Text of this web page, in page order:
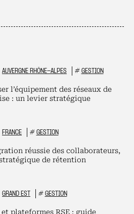
AUVERGNE RHÔNE-ALPES # GESTION
l’équipement des réseaux de
: un levier stratégique
FRANCE # GESTION
réussie des collaborateurs,
de rétention
GRAND EST # GESTION
plateformes RSE : guide